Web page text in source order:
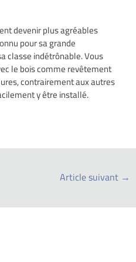
devenir plus agréables
pour sa grande
classe indétrônable. Vous
le bois comme revêtement
contrairement aux autres
y être installé.
Article suivant →